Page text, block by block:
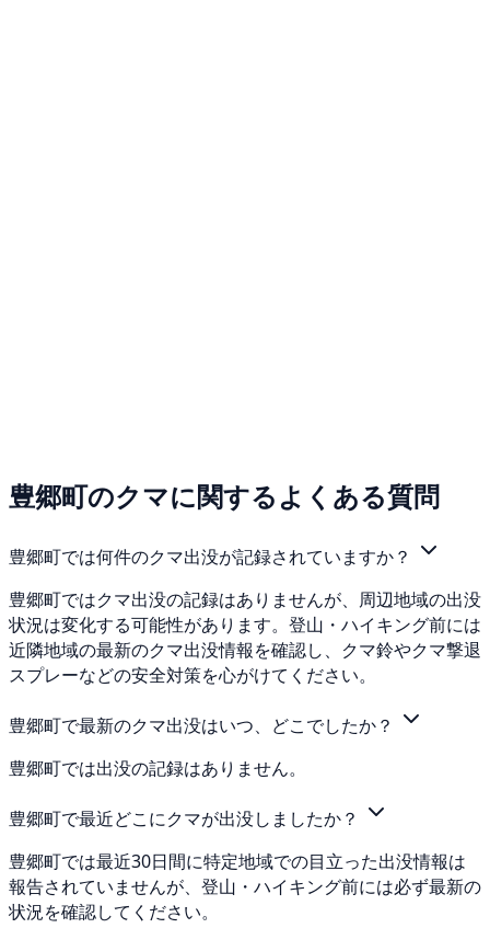
豊郷町のクマに関するよくある質問
豊郷町では何件のクマ出没が記録されていますか？
豊郷町ではクマ出没の記録はありませんが、周辺地域の出没
状況は変化する可能性があります。登山・ハイキング前には
近隣地域の最新のクマ出没情報を確認し、クマ鈴やクマ撃退
スプレーなどの安全対策を心がけてください。
豊郷町で最新のクマ出没はいつ、どこでしたか？
豊郷町では出没の記録はありません。
豊郷町で最近どこにクマが出没しましたか？
豊郷町では最近30日間に特定地域での目立った出没情報は
報告されていませんが、登山・ハイキング前には必ず最新の
状況を確認してください。